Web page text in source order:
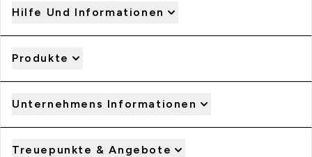
Hilfe Und Informationen
Produkte
Unternehmens Informationen
Treuepunkte & Angebote